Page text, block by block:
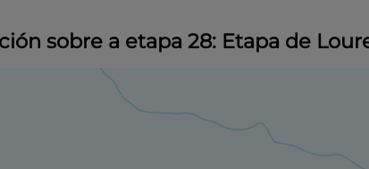
sobre a etapa 28: Etapa de